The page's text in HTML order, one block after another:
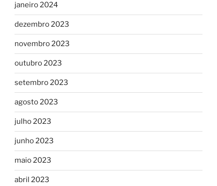
janeiro 2024
dezembro 2023
novembro 2023
outubro 2023
setembro 2023
agosto 2023
julho 2023
junho 2023
maio 2023
abril 2023